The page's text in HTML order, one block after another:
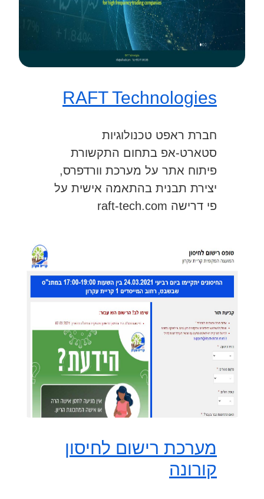
RAFT Technologies
חברת ראפט טכנולוגיות
סטארט-אפ בתחום התקשורת
פיתוח אתר על מערכת וורדפרס,
יצירת תבנית בהתאמה אישית על
פי דרישה raft-tech.com
מערכת רישום לחיסון
קורונה